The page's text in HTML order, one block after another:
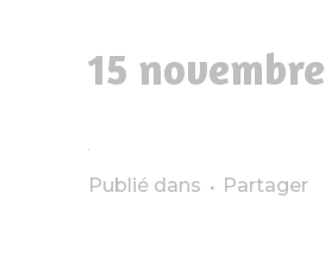
15 novembre
Publié dans Partager